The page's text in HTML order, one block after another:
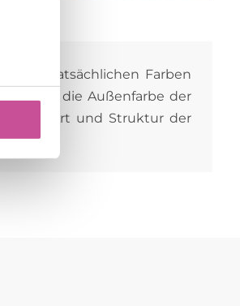
den tatsächlichen Farben
gilt für die Außenfarbe der
nach Art und Struktur der